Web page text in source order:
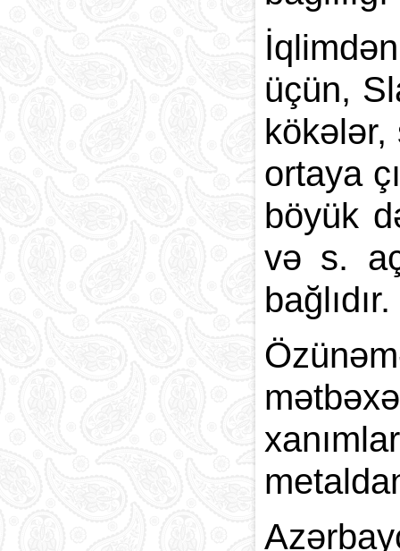
üçün,
kökələr,
ortaya
böyük
və s.
bağlıdır.